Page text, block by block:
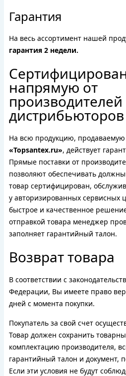
Гарантия
На весь ассортимент нашей
гарантия 2 недели.
напрямую от
производителей
дистрибьюторов
На всю продукцию,
«Topsantex.ru», действует
Прямые поставки от
позволяют обеспечивать
товар сертифицирован,
у авторизированных сервисных
быстрое и качественное
отправкой товара менеджер
заполняет гарантийный талон.
Возврат товара
В соответствии с
Федерации, Вы имеете право
дней с момента покупки.
Покупатель за свой счет
Товар должен сохранить
комплектацию производителя,
гарантийный талон и документ,
Если эти условия не будут